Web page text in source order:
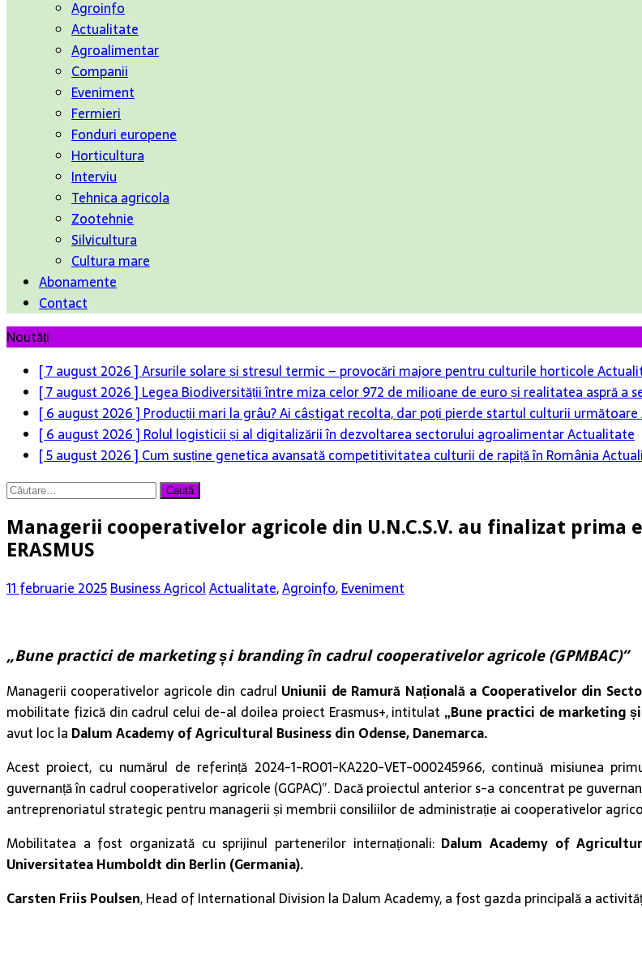
Agroinfo
Actualitate
Agroalimentar
Companii
Eveniment
Fermieri
Fonduri europene
Horticultura
Interviu
Tehnica agricola
Zootehnie
Silvicultura
Cultura mare
Abonamente
Contact
Noutăți
[ 7 august 2026 ]Arsurile solare și stresul termic – provocări majore pentru culturile horticole
[ 7 august 2026 ] Legea Biodiversității între miza celor 972 de milioane de euro și realitatea aspră a
[ 6 august 2026 ] Producții mari la grâu? Ai câștigat recolta, dar poți pierde startul culturii următoare
[ 6 august 2026 ] Rolul logisticii și al digitalizării în dezvoltarea sectorului agroalimentarActualitate
[ 5 august 2026 ] Cum susține genetica avansată competitivitatea culturii de rapiță în România
Caută
Managerii cooperativelor agricole din U.N.C.S.V. au finalizat
ERASMUS
11 februarie 2025Business AgricolActualitate,Agroinfo,Eveniment
„Bune practici de marketing și branding în cadrul cooperativelor agricole (GPMBAC)”
Managerii cooperativelor agricole din cadrul Uniunii de Ramură Națională a Cooperativelor din
mobilitate fizică din cadrul celui de-al doilea proiect Erasmus+, intitulat „Bune practici de marketing
avut loc la Dalum Academy of Agricultural Business din Odense, Danemarca.
Acest proiect, cu numărul de referință 2024-1-RO01-KA220-VET-000245966, continuă misiunea
guvernanță în cadrul cooperativelor agricole (GGPAC)”. Dacă proiectul anterior s-a concentrat pe
antreprenoriatul strategic pentru managerii și membrii consiliilor de administrație ai cooperativelor
Mobilitatea a fost organizată cu sprijinul partenerilor internaționali: Dalum Academy of
Universitatea Humboldt din Berlin (Germania).
Carsten Friis Poulsen, Head of International Division la Dalum Academy, a fost gazda principală a